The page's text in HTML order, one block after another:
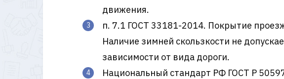
движения.
п. 7.1 ГОСТ 33181-2014. Покрытие
Наличие зимней скользкости не
зависимости от вида дороги.
Национальный стандарт РФ ГОСТ Р